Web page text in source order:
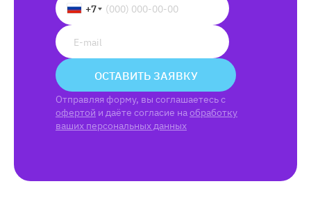
+7
ОСТАВИТЬ ЗАЯВКУ
Отправляя форму, вы соглашаетесь с
офертой и даёте согласие наобработку
ваших персональных данных